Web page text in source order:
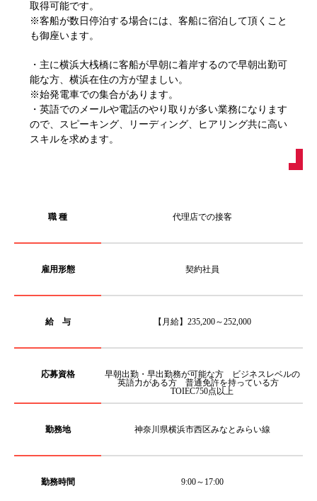
取得可能です。
※客船が数日停泊する場合には、客船に宿泊して頂くこと
も御座います。
・主に横浜大桟橋に客船が早朝に着岸するので早朝出勤可
能な方、横浜在住の方が望ましい。
※始発電車での集合があります。
・英語でのメールや電話のやり取りが多い業務になります
ので、スピーキング、リーディング、ヒアリング共に高い
スキルを求めます。
職 種 代理店での接客
雇用形態 契約社員
給 与 【月給】235,200～252,000
応募資格
早朝出勤・早出勤務が可能な方 ビジネスレベルの
英語力がある方 普通免許を持っている方
TOIEC750点以上
勤務地 神奈川県横浜市西区みなとみらい線
勤務時間 9:00～17:00